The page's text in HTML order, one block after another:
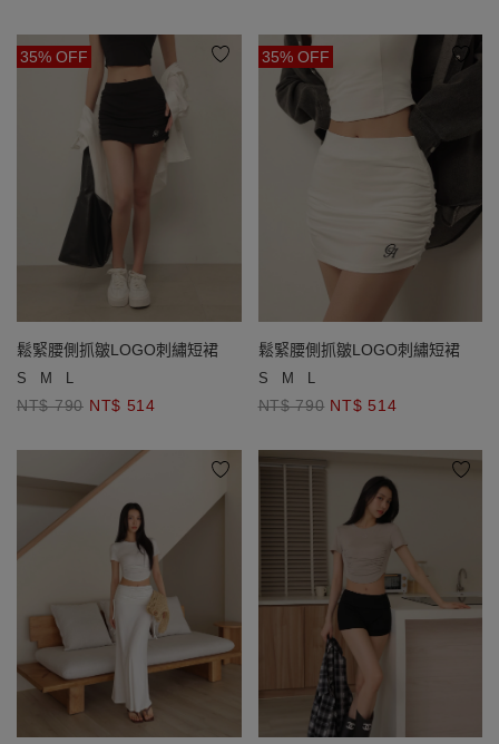
35% OFF
鬆緊腰側抓皺LOGO刺繡短裙
S M L
NT$ 790 NT$ 514
35% OFF
鬆緊腰側抓皺LOGO刺繡短裙
S M L
NT$ 790 NT$ 514